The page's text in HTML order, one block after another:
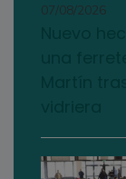
07/08/2026